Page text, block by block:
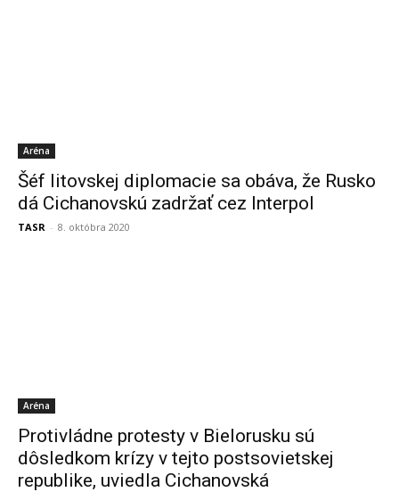
Aréna
Šéf litovskej diplomacie sa obáva, že Rusko
dá Cichanovskú zadržať cez Interpol
TASR - 8. októbra 2020
Aréna
Protivládne protesty v Bielorusku sú
dôsledkom krízy v tejto postsovietskej
republike, uviedla Cichanovská